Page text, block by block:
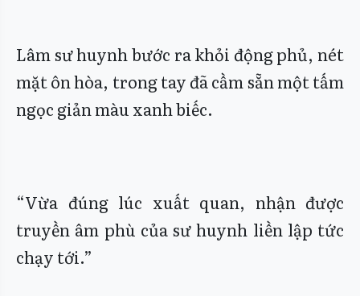
Lâm sư huynh bước ra khỏi động phủ, nét
mặt ôn hòa, trong tay đã cầm sẵn một tấm
ngọc giản màu xanh biếc.
“Vừa đúng lúc xuất quan, nhận được
truyền âm phù của sư huynh liền lập tức
chạy tới.”